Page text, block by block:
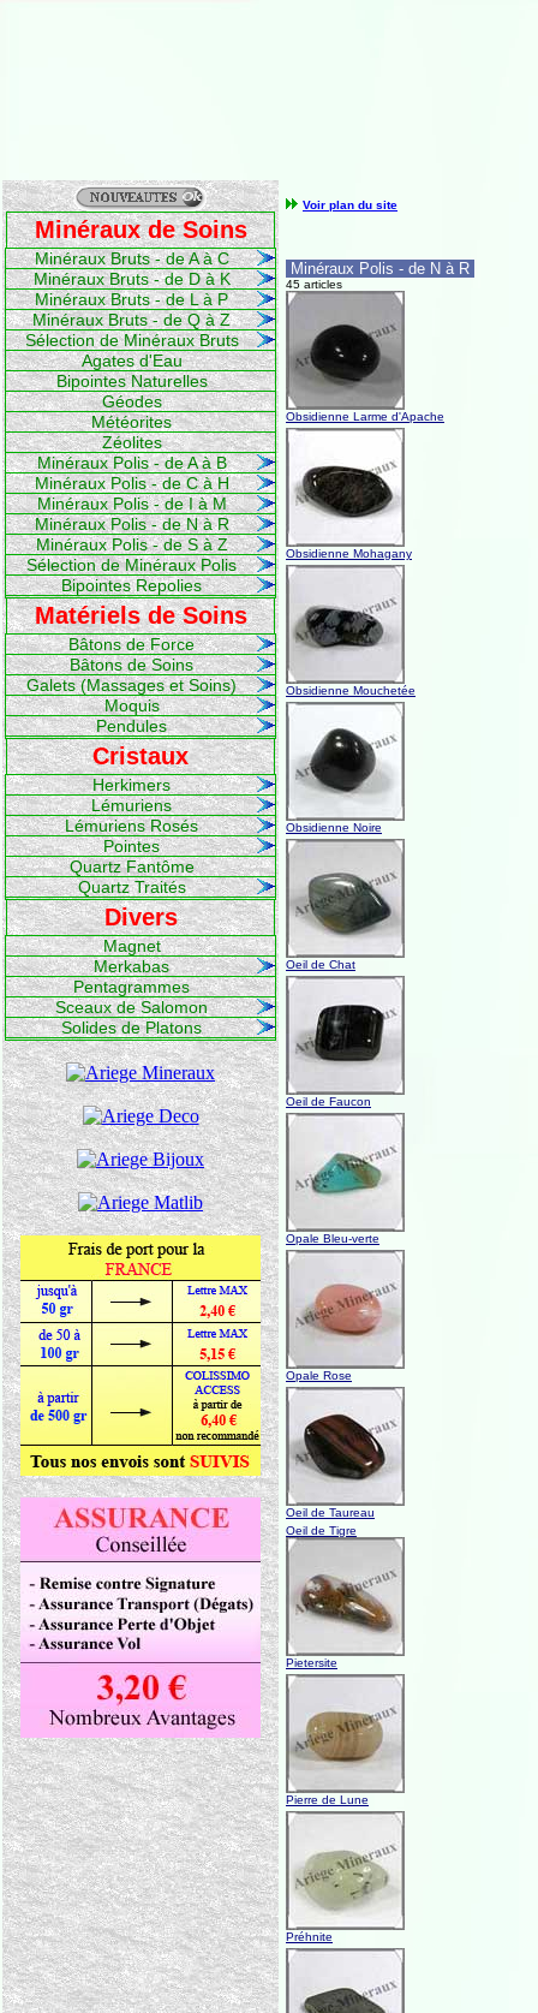
Minéraux de Soins
Minéraux Bruts - de A à C
Minéraux Bruts - de D à K
Minéraux Bruts - de L à P
Minéraux Bruts - de Q à Z
Sélection de Minéraux Bruts
Agates d'Eau
Bipointes Naturelles
Géodes
Météorites
Zéolites
Minéraux Polis - de A à B
Minéraux Polis - de C à H
Minéraux Polis - de I à M
Minéraux Polis - de N à R
Minéraux Polis - de S à Z
Sélection de Minéraux Polis
Bipointes Repolies
Matériels de Soins
Bâtons de Force
Bâtons de Soins
Galets (Massages et Soins)
Moquis
Pendules
Cristaux
Herkimers
Lémuriens
Lémuriens Rosés
Pointes
Quartz Fantôme
Quartz Traités
Divers
Magnet
Merkabas
Pentagrammes
Sceaux de Salomon
Solides de Platons
Voir plan du site
Minéraux Polis - de N à R
45 articles
Obsidienne Larme d'Apache
Obsidienne Mohagany
Obsidienne Mouchetée
Obsidienne Noire
Oeil de Chat
Oeil de Faucon
Opale Bleu-verte
Opale Rose
Oeil de Taureau
Oeil de Tigre
Pietersite
Pierre de Lune
Préhnite